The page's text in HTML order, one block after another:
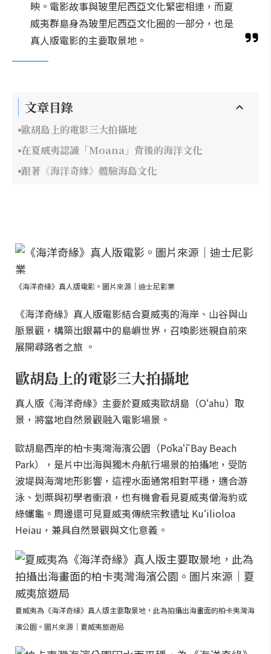
映。電影故事與玻里尼西亞文化緊密相連，而夏
威夷群島身為玻里尼西亞文化圈的一部分，也是
真人版電影的主要取景地。
文章目錄
歐胡島上的電影三大拍攝地
在夏威夷認識「Moana」背後的海洋文化
跟著《海洋奇緣》體驗海島文化
《海洋奇緣》真人版電影。圖片來源｜迪士尼影業
《海洋奇緣》真人版電影結合夏威夷的海岸、山谷與山
脈景觀，構築出銀幕中的島嶼世界，召喚影迷親自前來
展開尋路者之旅 。
歐胡島上的電影三大拍攝地
真人版《海洋奇緣》主要於夏威夷歐胡島（Oʻahu）取
景，將當地自然景觀融入電影場景。
歐胡島西岸的柏卡夷灣海濱公園（Pōkaʻī Bay Beach
Park），是片中出海與獨木舟航行場景的拍攝地，受防
波堤與海灣地形影響，這裡水面通常相對平穩，適合游
泳、划槳與初學者衝浪，也有機會看見夏威夷僧海豹或
綠蠵龜。周邊還可見夏威夷傳統宗教遺址 Kuʻilioloa
Heiau，兼具自然景觀與文化意義。
夏威夷為《海洋奇緣》真人版主要取景地，此為拍攝出海畫面的柏卡夷灣海
濱公園。圖片來源｜夏威夷旅遊局